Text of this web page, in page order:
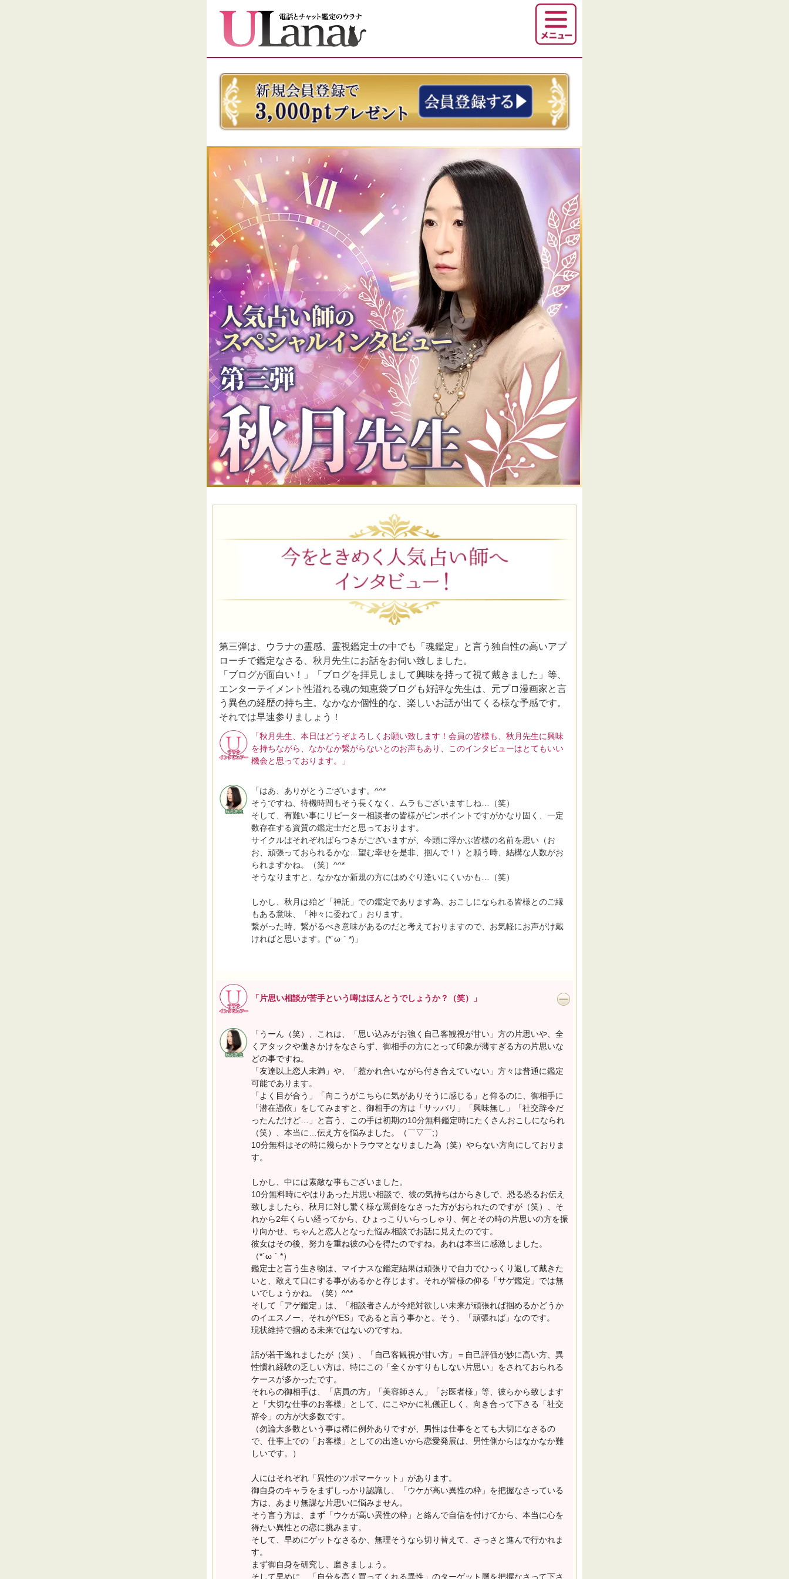
第三弾は、ウラナの霊感、霊視鑑定士の中でも「魂鑑定」と言う独自性の高いアプ
ローチで鑑定なさる、秋月先生にお話をお伺い致しました。
「ブログが面白い！」「ブログを拝見しまして興味を持って視て戴きました」等、
エンターテイメント性溢れる魂の知恵袋ブログも好評な先生は、元プロ漫画家と言
う異色の経歴の持ち主。なかなか個性的な、楽しいお話が出てくる様な予感です。
それでは早速参りましょう！
「秋月先生、本日はどうぞよろしくお願い致します！会員の皆様も、秋月先生に興味
を持ちながら、なかなか繋がらないとのお声もあり、このインタビューはとてもいい
機会と思っております。」
「はあ、ありがとうございます。^^*
そうですね、待機時間もそう長くなく、ムラもございますしね…（笑）
そして、有難い事にリピーター相談者の皆様がピンポイントですがかなり固く、一定
数存在する資質の鑑定士だと思っております。
サイクルはそれぞればらつきがございますが、今頭に浮かぶ皆様の名前を思い（お
お、頑張っておられるかな…望む幸せを是非、掴んで！）と願う時、結構な人数がお
られますかね。（笑）^^*
そうなりますと、なかなか新規の方にはめぐり逢いにくいかも…（笑）
しかし、秋月は殆ど「神託」での鑑定であります為、おこしになられる皆様とのご縁
もある意味、「神々に委ねて」おります。
繋がった時、繋がるべき意味があるのだと考えておりますので、お気軽にお声がけ戴
ければと思います。(*´ω｀*)」
「片思い相談が苦手という噂はほんとうでしょうか？（笑）」
「うーん（笑）、これは、「思い込みがお強く自己客観視が甘い」方の片思いや、全
くアタックや働きかけをなさらず、御相手の方にとって印象が薄すぎる方の片思いな
どの事ですね。
「友達以上恋人未満」や、「惹かれ合いながら付き合えていない」方々は普通に鑑定
可能であります。
「よく目が合う」「向こうがこちらに気がありそうに感じる」と仰るのに、御相手に
「潜在憑依」をしてみますと、御相手の方は「サッバリ」「興味無し」「社交辞令だ
ったんだけど…」と言う、この手は初期の10分無料鑑定時にたくさんおこしになられ
（笑）、本当に…伝え方を悩みました。（￣▽￣;）
10分無料はその時に幾らかトラウマとなりました為（笑）やらない方向にしておりま
す。
しかし、中には素敵な事もございました。
10分無料時にやはりあった片思い相談で、彼の気持ちはからきしで、恐る恐るお伝え
致しましたら、秋月に対し驚く様な罵倒をなさった方がおられたのですが（笑）、そ
れから2年くらい経ってから、ひょっこりいらっしゃり、何とその時の片思いの方を振
り向かせ、ちゃんと恋人となった悩み相談でお話に見えたのです。
彼女はその後、努力を重ね彼の心を得たのですね。あれは本当に感激しました。
（*´ω｀*）
鑑定士と言う生き物は、マイナスな鑑定結果は頑張りで自力でひっくり返して戴きた
いと、敢えて口にする事があるかと存じます。それが皆様の仰る「サゲ鑑定」では無
いでしょうかね。（笑）^^*
そして「アゲ鑑定」は、「相談者さんが今絶対欲しい未来が頑張れば掴めるかどうか
のイエスノー、それがYES」であると言う事かと。そう、「頑張れば」なのです。
現状維持で掴める未来ではないのですね。
話が若干逸れましたが（笑）、「自己客観視が甘い方」＝自己評価が妙に高い方、異
性慣れ経験の乏しい方は、特にこの「全くかすりもしない片思い」をされておられる
ケースが多かったです。
それらの御相手は、「店員の方」「美容師さん」「お医者様」等、彼らから致します
と「大切な仕事のお客様」として、にこやかに礼儀正しく、向き合って下さる「社交
辞令」の方が大多数です。
（勿論大多数という事は稀に例外ありですが、男性は仕事をとても大切になさるの
で、仕事上での「お客様」としての出逢いから恋愛発展は、男性側からはなかなか難
しいです。）
人にはそれぞれ「異性のツボマーケット」があります。
御自身のキャラをまずしっかり認識し、「ウケが高い異性の枠」を把握なさっている
方は、あまり無謀な片思いに悩みません。
そう言う方は、まず「ウケが高い異性の枠」と絡んで自信を付けてから、本当に心を
得たい異性との恋に挑みます。
そして、早めにゲットなさるか、無理そうなら切り替えて、さっさと進んで行かれま
す。
まず御自身を研究し、磨きましょう。
そして早めに、「自分を高く買ってくれる異性」のターゲット層を把握なさって下さ